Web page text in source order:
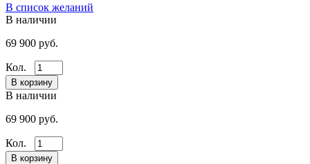
В список желаний
В наличии
69 900 руб.
Кол.
В наличии
69 900 руб.
Кол.